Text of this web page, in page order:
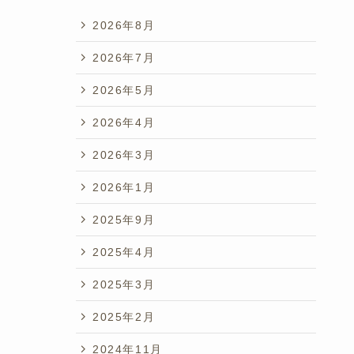
2026年8月
2026年7月
2026年5月
2026年4月
2026年3月
2026年1月
2025年9月
2025年4月
2025年3月
2025年2月
2024年11月